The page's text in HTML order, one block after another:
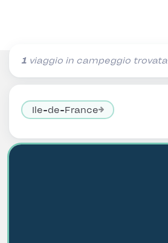
1 viaggio in campeggio trovata
Ile-de-France